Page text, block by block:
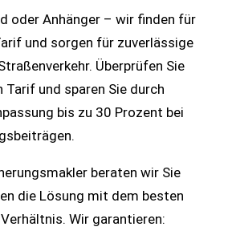
oder Anhänger – wir finden für
und sorgen für zuverlässige
Überprüfen Sie
Tarif und sparen Sie durch
bis zu 30 Prozent bei
beraten wir Sie
die Lösung mit dem besten
Wir garantieren: